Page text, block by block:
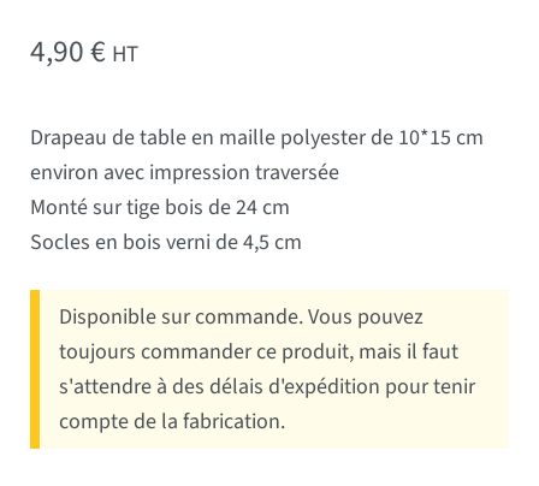
4,90€ HT
Drapeau de table en maille polyester de 10*15 cm
environ avec impression traversée
Monté sur tige bois de 24 cm
Socles en bois verni de 4,5 cm
Disponible sur commande. Vous pouvez
toujours commander ce produit, mais il faut
s'attendre à des délais d'expédition pour tenir
compte de la fabrication.